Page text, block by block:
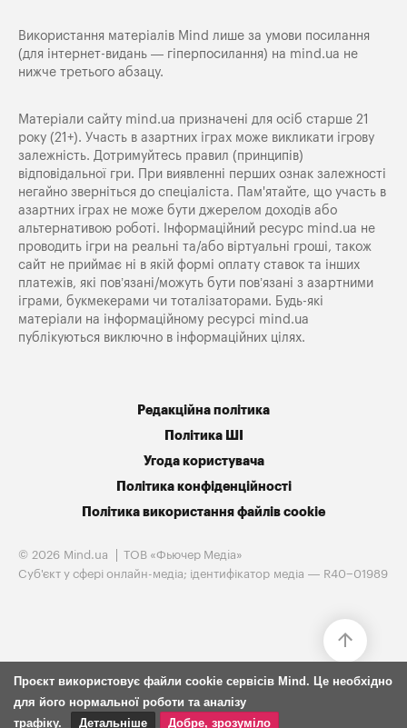
Використання матеріалів Mind лише за умови посилання
(для інтернет-видань — гіперпосилання) на mind.ua не
нижче третього абзацу.
Матеріали сайту mind.ua призначені для осіб старше 21
року (21+). Участь в азартних іграх може викликати ігрову
залежність. Дотримуйтесь правил (принципів)
відповідальної гри. При виявленні перших ознак залежності
негайно зверніться до спеціаліста. Пам'ятайте, що участь в
азартних іграх не може бути джерелом доходів або
альтернативою роботі. Інформаційний ресурс mind.ua не
проводить ігри на реальні та/або віртуальні гроші, також
сайт не приймає ні в якій формі оплату ставок та інших
платежів, які пов’язані/можуть бути пов’язані з азартними
іграми, букмекерами чи тоталізаторами. Будь-які
матеріали на інформаційному ресурсі mind.ua
публікуються виключно в інформаційних цілях.
Редакційна політика
Політика ШІ
Угода користувача
Політика конфіденційності
Політика використання файлів cookie
© 2026 Mind.ua
ТОВ «Фьючер Медiа»
Cуб'єкт у сфері онлайн-медіа; ідентифікатор медіа — R40−01989
Проєкт використовує файли cookie сервісів Mind. Це необхідно
для його нормальної роботи та аналізу
трафіку.
Детальніше Добре, зрозуміло